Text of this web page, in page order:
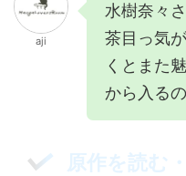
aji
水樹奈々
茶目っ気
くとまた
から入る
原作を読む